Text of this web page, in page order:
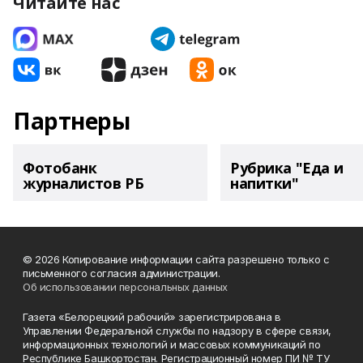
Партнеры
Фотобанк
журналистов РБ
Рубрика "Еда и
напитки"
© 2026 Копирование информации сайта разрешено только с
письменного согласия администрации.
Об использовании персональных данных
Газета «Белорецкий рабочий» зарегистрирована в
Управлении Федеральной службы по надзору в сфере связи,
информационных технологий и массовых коммуникаций по
Республике Башкортостан. Регистрационный номер ПИ № ТУ